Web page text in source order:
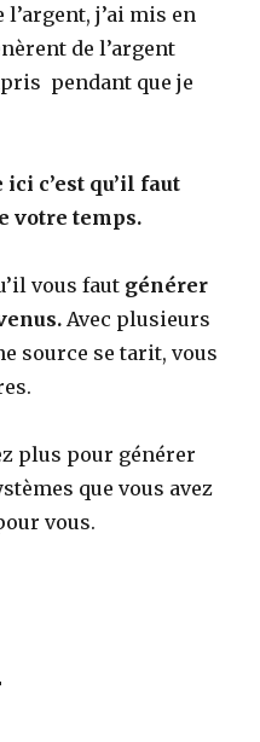
j’ai mis en
de l’argent
pendant que je
c’est qu’il faut
votre temps.
vous faut générer
Avec plusieurs
source se tarit, vous
plus pour générer
que vous avez
vous.